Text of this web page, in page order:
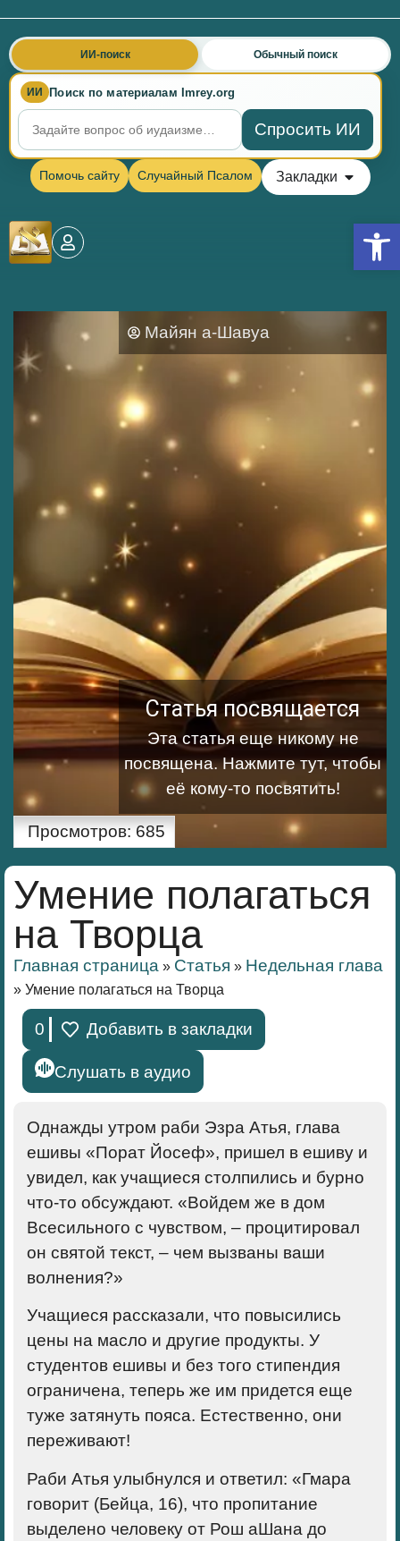
ИИ Поиск по материалам Imrey.org
Спросить ИИ
ИИ-поиск Обычный поиск
Помочь сайту Случайный Псалом Закладки
Майян а-Шавуа
Статья посвящается
Эта статья еще никому не
посвящена.Нажмите тут, чтобы
её кому-то посвятить!
Просмотров: 685
Умение полагаться
на Творца
Главная страница » Статья » Недельная глава
» Умение полагаться на Творца
0 Добавить в закладки
Слушать в аудио
Однажды утром раби Эзра Атья, глава
ешивы «Порат Йосеф», пришел в ешиву и
увидел, как учащиеся столпились и бурно
что-то обсуждают. «Войдем же в дом
Всесильного с чувством, – процитировал
он святой текст, – чем вызваны ваши
волнения?»
Учащиеся рассказали, что повысились
цены на масло и другие продукты. У
студентов ешивы и без того стипендия
ограничена, теперь же им придется еще
туже затянуть пояса. Естественно, они
переживают!
Раби Атья улыбнулся и ответил: «Гмара
говорит (Бейца, 16), что пропитание
выделено человеку от Рош аШана до